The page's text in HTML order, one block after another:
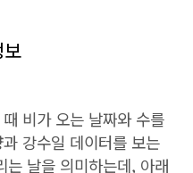
비가 오는 날짜와 수를
강수일 데이터를 보는
는 날을 의미하는데, 아래